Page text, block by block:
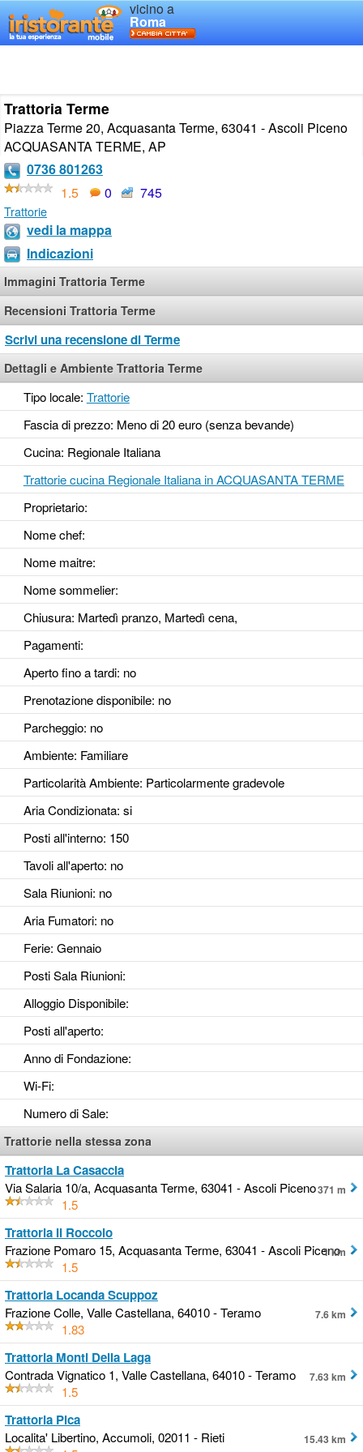
vicino a
Roma
Trattoria Terme
Piazza Terme 20, Acquasanta Terme, 63041 - Ascoli Piceno
ACQUASANTA TERME, AP
0736 801263
1.5
0 745
Trattorie
vedi la mappa
Indicazioni
Immagini Trattoria Terme
Recensioni Trattoria Terme
Scrivi una recensione di Terme
Dettagli e Ambiente Trattoria Terme
Tipo locale: Trattorie
Fascia di prezzo: Meno di 20 euro (senza bevande)
Cucina: Regionale Italiana
Trattorie cucina Regionale Italiana in ACQUASANTA TERME
Proprietario:
Nome chef:
Nome maitre:
Nome sommelier:
Chiusura: Martedì pranzo, Martedì cena,
Pagamenti:
Aperto fino a tardi: no
Prenotazione disponibile: no
Parcheggio: no
Ambiente: Familiare
Particolarità Ambiente: Particolarmente gradevole
Aria Condizionata: si
Posti all'interno: 150
Tavoli all'aperto: no
Sala Riunioni: no
Aria Fumatori: no
Ferie: Gennaio
Posti Sala Riunioni:
Alloggio Disponibile:
Posti all'aperto:
Anno di Fondazione:
Wi-Fi:
Numero di Sale:
Trattorie nella stessa zona
Trattoria La Casaccia
Via Salaria 10/a, Acquasanta Terme, 63041 - Ascoli Piceno
1.5
371 m
Trattoria Il Roccolo
Frazione Pomaro 15, Acquasanta Terme, 63041 - Ascoli Piceno
1.5
1 km
Trattoria Locanda Scuppoz
Frazione Colle, Valle Castellana, 64010 - Teramo
1.83
7.6 km
Trattoria Monti Della Laga
Contrada Vignatico 1, Valle Castellana, 64010 - Teramo
1.5
7.63 km
Trattoria Pica
Localita' Libertino, Accumoli, 02011 - Rieti
15.43 km